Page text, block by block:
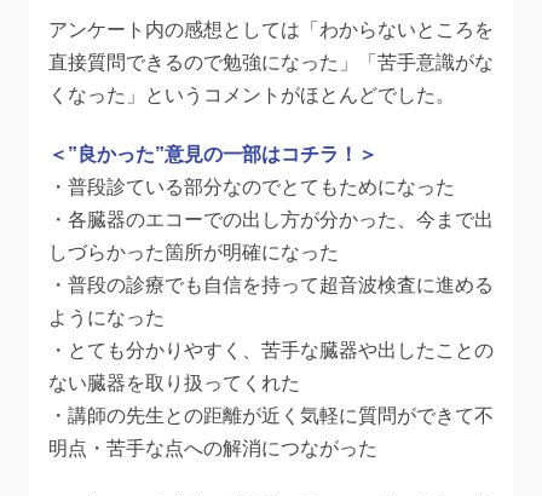
アンケート内の感想としては「わからないところを
直接質問できるので勉強になった」「苦手意識がな
くなった」というコメントがほとんどでした。
＜”良かった”意見の一部はコチラ！＞
・普段診ている部分なのでとてもためになった
・各臓器のエコーでの出し方が分かった、今まで出
しづらかった箇所が明確になった
・普段の診療でも自信を持って超音波検査に進める
ようになった
・とても分かりやすく、苦手な臓器や出したことの
ない臓器を取り扱ってくれた
・講師の先生との距離が近く気軽に質問ができて不
明点・苦手な点への解消につながった